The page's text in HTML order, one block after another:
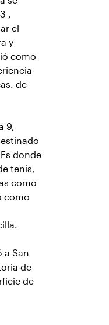
,
el
y
como
de
9,
donde
tenis,
como
como
a San
de
de